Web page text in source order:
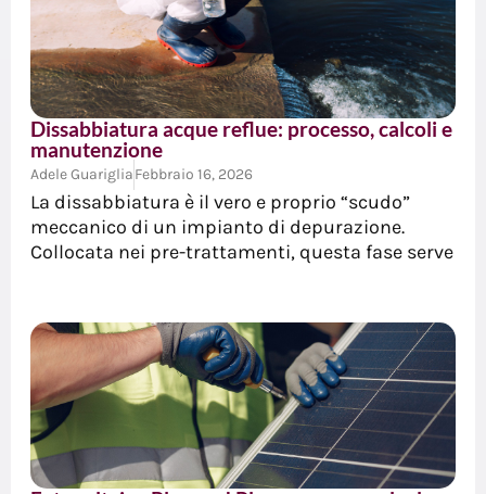
Dissabbiatura acque reflue: processo, calcoli e
manutenzione
Adele GuarigliaFebbraio 16, 2026
La dissabbiatura è il vero e proprio “scudo”
meccanico di un impianto di depurazione.
Collocata nei pre-trattamenti, questa fase serve